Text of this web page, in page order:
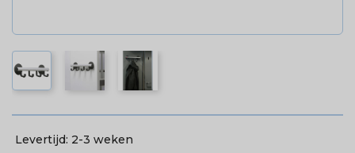
Levertijd: 2-3 weken